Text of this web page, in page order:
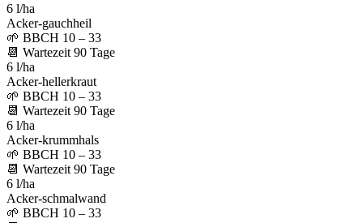
6 l/ha
Acker-gauchheil
🌱 BBCH 10 – 33
📆 Wartezeit 90 Tage
6 l/ha
Acker-hellerkraut
🌱 BBCH 10 – 33
📆 Wartezeit 90 Tage
6 l/ha
Acker-krummhals
🌱 BBCH 10 – 33
📆 Wartezeit 90 Tage
6 l/ha
Acker-schmalwand
🌱 BBCH 10 – 33